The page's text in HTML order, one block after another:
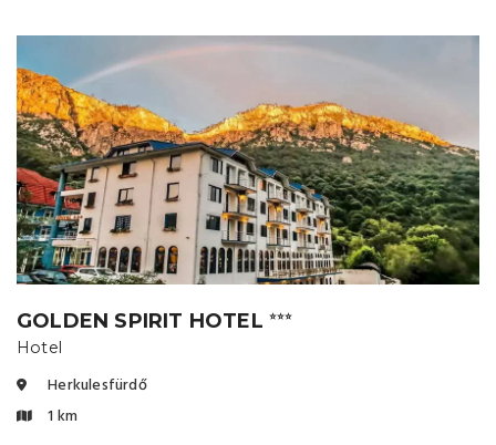
GOLDEN SPIRIT HOTEL ⭐⭐⭐
Hotel
Herkulesfürdő
1 km